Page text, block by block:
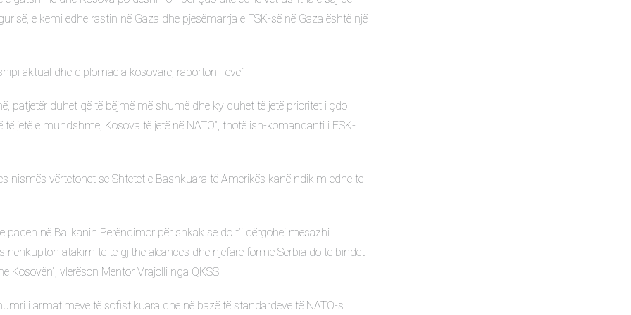
e kemi edhe rastin në Gaza dhe pjesëmarrja e FSK-së në Gaza është një
aktual dhe diplomacia kosovare, raporton Teve1
patjetër duhet që të bëjmë më shumë dhe ky duhet të jetë prioritet i çdo
jetë e mundshme, Kosova të jetë në NATO”, thotë ish-komandanti i FSK-
nismës vërtetohet se Shtetet e Bashkuara të Amerikës kanë ndikim edhe te
në Ballkanin Perëndimor për shkak se do t’i dërgohej mesazhi
atakim të të gjithë aleancës dhe njëfarë forme Serbia do të bindet
vlerëson Mentor Vrajolli nga QKSS.
i armatimeve të sofistikuara dhe në bazë të standardeve të NATO-s.